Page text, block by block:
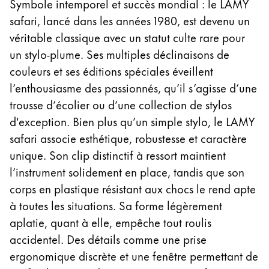
La région « Global » couvre les pays où Lamy
Europe
Cette région répertorie les pays et les langues
Greece
Ελληνικά
Poland
Romania
română
Sweden
svenska
Türkiye
Türkçe
Amérique centrale & Caraïbes
Cette région répertorie les pays et les langues
safari, lancé dans les années 1980, est devenu un
véritable classique avec un statut culte rare pour
un stylo-plume. Ses multiples déclinaisons de
couleurs et ses éditions spéciales éveillent
l’enthousiasme des passionnés, qu’il s’agisse d’une
trousse d’écolier ou d’une collection de stylos
d'exception. Bien plus qu’un simple stylo, le LAMY
safari associe esthétique, robustesse et caractère
unique. Son clip distinctif à ressort maintient
l’instrument solidement en place, tandis que son
corps en plastique résistant aux chocs le rend apte
à toutes les situations. Sa forme légèrement
aplatie, quant à elle, empêche tout roulis
accidentel. Des détails comme une prise
ergonomique discrète et une fenêtre permettant de